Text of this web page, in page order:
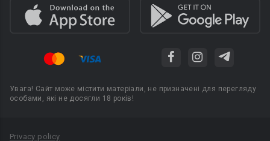
Увага! Сайт може містити матеріали, не призначені для перегляду
особами, які не досягли 18 років!
Privacy policy